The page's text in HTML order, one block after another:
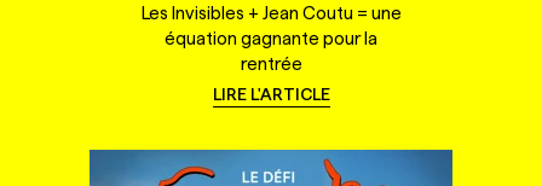
Les Invisibles + Jean Coutu = une
équation gagnante pour la
rentrée
LIRE L'ARTICLE